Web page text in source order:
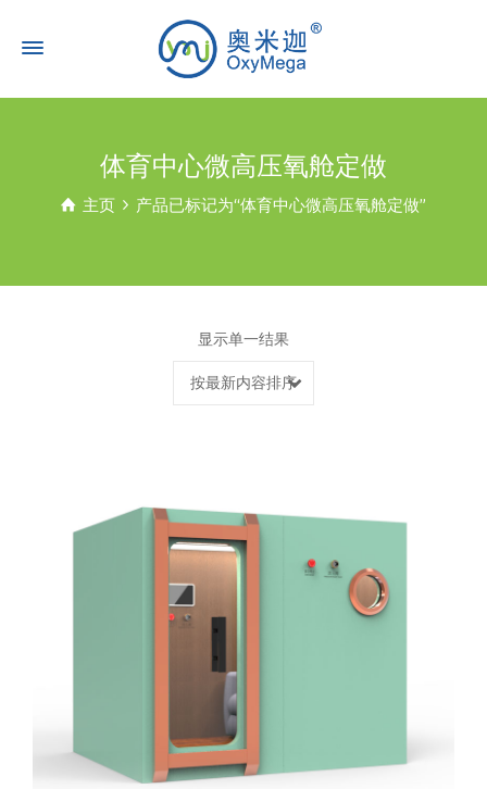
体育中心微高压氧舱定做
主页 产品已标记为“体育中心微高压氧舱定做”
显示单一结果
按最新内容排序